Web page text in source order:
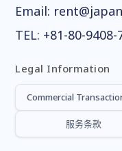
Email:
TEL: +81-80-9408-
Legal Information
Commercial
服务条款